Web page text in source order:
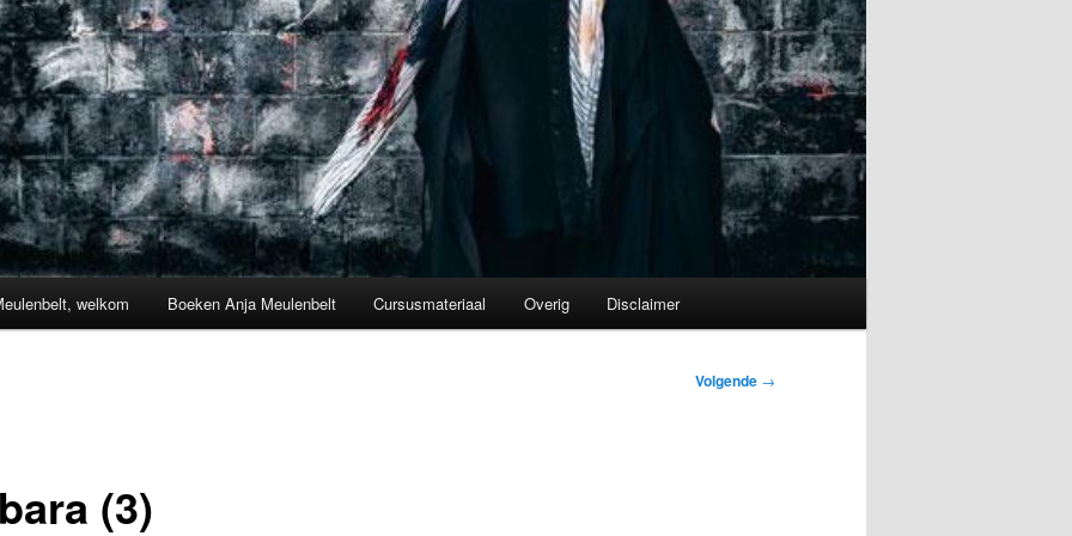
welkom Boeken Anja Meulenbelt Cursusmateriaal Overig Disclaimer
Volgende →
(3)